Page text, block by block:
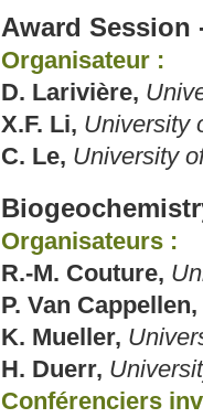
Award Session
Organisateur :
D. Larivière,
X.F. Li, University
C. Le, University
Organisateurs :
R.-M. Couture,
P. Van Cappellen,
K. Mueller,
H. Duerr,
Conférenciers